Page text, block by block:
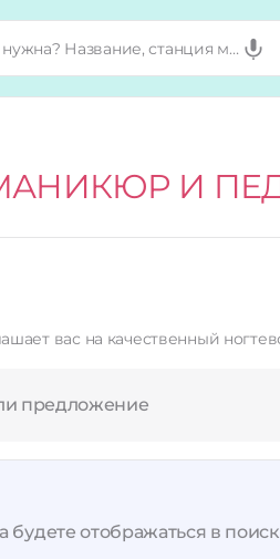
И
вас на качественный
предложение
отображаться в